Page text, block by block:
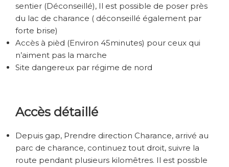
sentier (Déconseillé), Il est possible de poser près
du lac de charance ( déconseillé également par
forte brise)
Accès à pièd (Environ 45minutes) pour ceux qui
n’aiment pas la marche
Site dangereux par régime de nord
Accès détaillé
Depuis gap, Prendre direction Charance, arrivé au
parc de charance, continuez tout droit, suivre la
route pendant plusieurs kilomêtres. Il est possble